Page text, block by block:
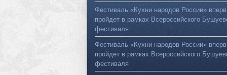
Фестиваль «Кухни народов России»
пройдет в рамках Всероссийского
фестиваля
Фестиваль «Кухни народов России»
пройдет в рамках Всероссийского
фестиваля